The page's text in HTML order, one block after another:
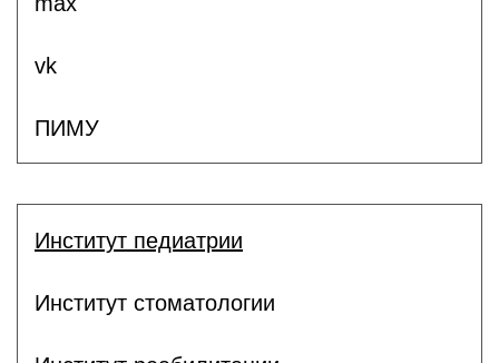
vk
ПИМУ
Институт педиатрии
Институт стоматологии